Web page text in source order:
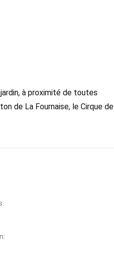
à proximité de toutes
de La Fournaise, le Cirque de